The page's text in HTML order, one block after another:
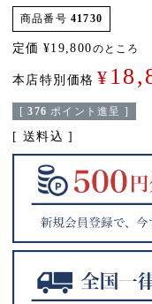
商品番号 41730
定価 ¥19,800のところ
本店特別価格 ¥
[ 376 ポイント進呈 ]
送料込